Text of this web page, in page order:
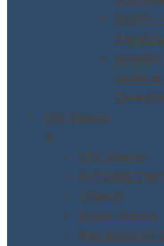
RSPP
Analisi
sede
Chi Siamo
▼
Chi Siamo
Clienti
Dove siamo
Recensioni